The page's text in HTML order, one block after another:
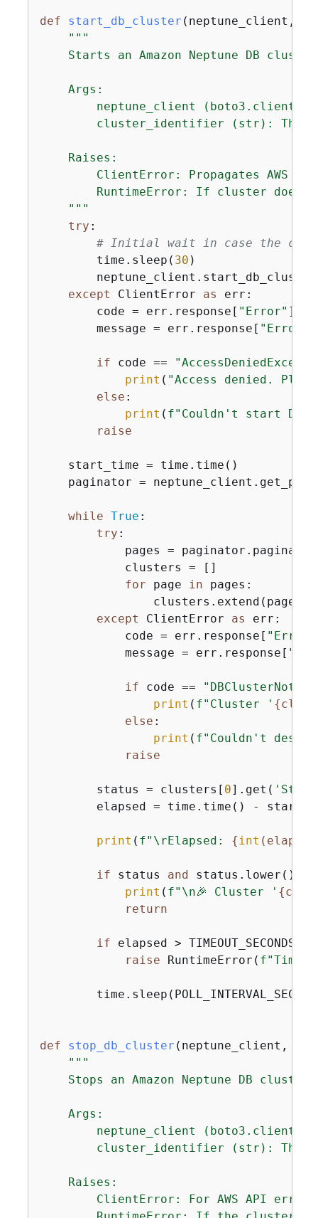
def start_db_cluster ( neptune_client,
"""
Starts an Amazon Neptune DB
    Args:
neptune_client (boto3.client):
cluster_identifier (str): The
    Raises:
ClientError: Propagates AWS
RuntimeError: If cluster
    """
try :
# Initial wait in case the
        time.sleep(
30 )
except ClientError as err:
        code = err.response[
"Error" ][
        message = err.response[
"Error"
if code ==
print ( "Access denied.
else :
print ( f"Couldn't start DB
raise
    start_time = time.time()
paginator =
while True :
try :
pages =
            clusters = []
for page in pages:
except ClientError as err:
            code = err.response[
"Error"
            message = err.response[
if code ==
print ( f"Cluster ' {
else :
print ( f"Couldn't
raise
        status = clusters[
0].get(
elapsed = time.time() -
print ( f"\rElapsed: {int
if status and status.lower()
print ( f"\n🎉 Cluster ' {
return
if elapsed > TIMEOUT_SECONDS:
raise RuntimeError(
def stop_db_cluster ( neptune_client,
"""
Stops an Amazon Neptune DB cluster
    Args:
neptune_client (boto3.client):
cluster_identifier (str): The
    Raises:
ClientError: For AWS API